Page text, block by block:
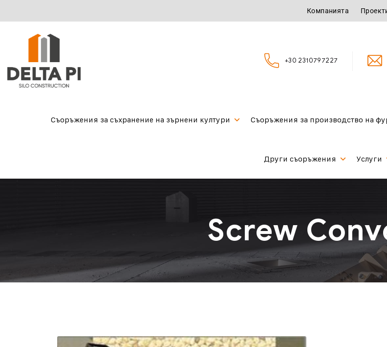
Компанията
+30 2310797227
Съоръжения за съхранение на зърнени култури Съоръжения за производство на
Други съоръжения Услуги
Screw